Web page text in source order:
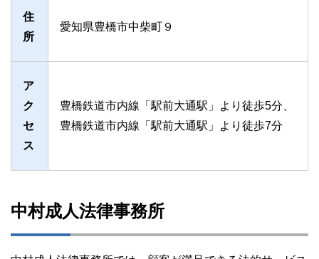
住
所
愛知県豊橋市中柴町９
ア
ク
セ
ス
豊橋鉄道市内線「駅前大通駅」より徒歩5分、
豊橋鉄道市内線「駅前大通駅」より徒歩7分
中村成人法律事務所